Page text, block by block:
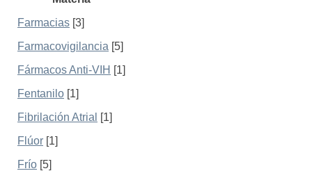
Farmacias [3]
Farmacovigilancia [5]
Fármacos Anti-VIH [1]
Fentanilo [1]
Fibrilación Atrial
[1]
Flúor [1]
Frío [5]